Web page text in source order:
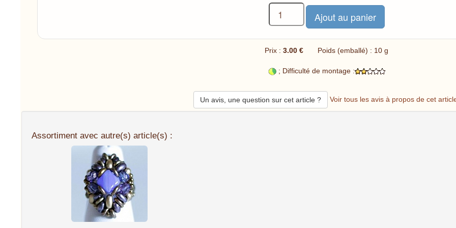
Prix : 3.00 € Poids (emballé) : 10 g
; Difficulté de montage :
Un avis, une question sur cet article ? Voir tous les avis à propos de cet
Assortiment avec autre(s) article(s) :